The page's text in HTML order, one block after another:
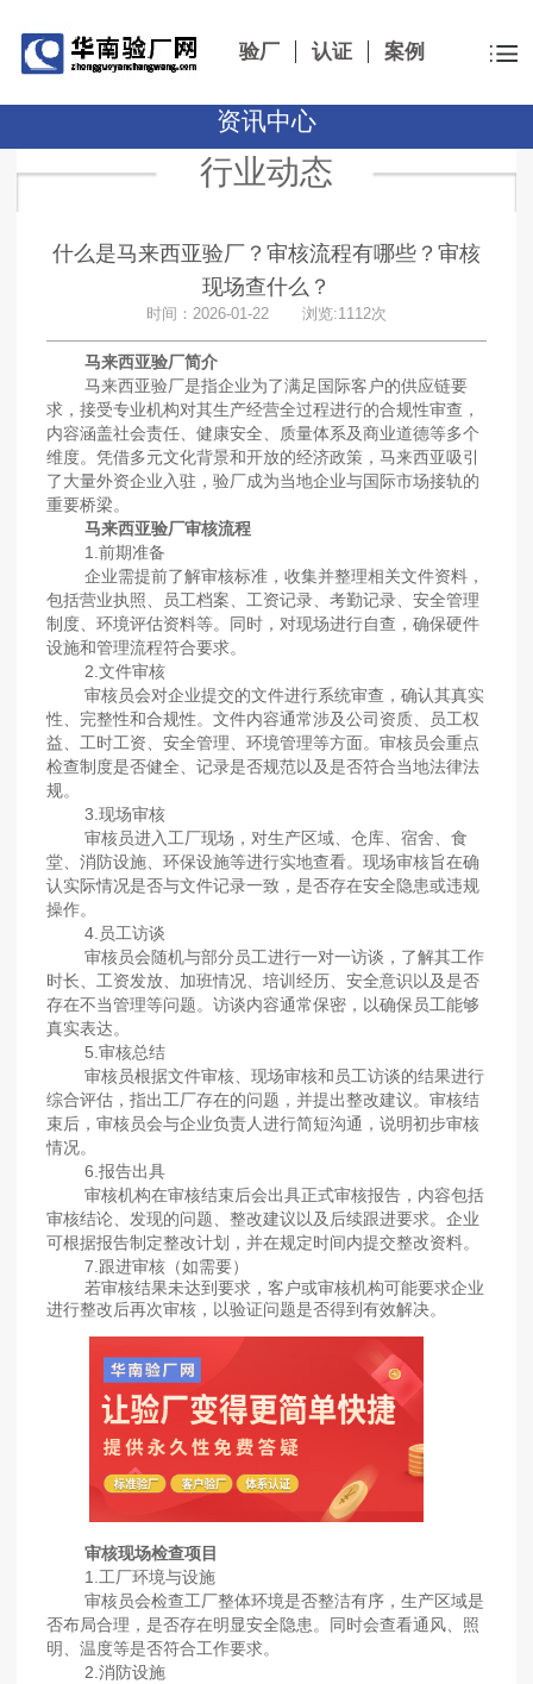
验厂 认证 案例
资讯中心
行业动态
什么是马来西亚验厂？审核流程有哪些？审核
现场查什么？
时间：2026-01-22 浏览:1112次
马来西亚验厂简介
马来西亚验厂是指企业为了满足国际客户的供应链要
求，接受专业机构对其生产经营全过程进行的合规性审查，
内容涵盖社会责任、健康安全、质量体系及商业道德等多个
维度。凭借多元文化背景和开放的经济政策，马来西亚吸引
了大量外资企业入驻，验厂成为当地企业与国际市场接轨的
重要桥梁。
马来西亚验厂审核流程
1.前期准备
企业需提前了解审核标准，收集并整理相关文件资料，
包括营业执照、员工档案、工资记录、考勤记录、安全管理
制度、环境评估资料等。同时，对现场进行自查，确保硬件
设施和管理流程符合要求。
2.文件审核
审核员会对企业提交的文件进行系统审查，确认其真实
性、完整性和合规性。文件内容通常涉及公司资质、员工权
益、工时工资、安全管理、环境管理等方面。审核员会重点
检查制度是否健全、记录是否规范以及是否符合当地法律法
规。
3.现场审核
审核员进入工厂现场，对生产区域、仓库、宿舍、食
堂、消防设施、环保设施等进行实地查看。现场审核旨在确
认实际情况是否与文件记录一致，是否存在安全隐患或违规
操作。
4.员工访谈
审核员会随机与部分员工进行一对一访谈，了解其工作
时长、工资发放、加班情况、培训经历、安全意识以及是否
存在不当管理等问题。访谈内容通常保密，以确保员工能够
真实表达。
5.审核总结
审核员根据文件审核、现场审核和员工访谈的结果进行
综合评估，指出工厂存在的问题，并提出整改建议。审核结
束后，审核员会与企业负责人进行简短沟通，说明初步审核
情况。
6.报告出具
审核机构在审核结束后会出具正式审核报告，内容包括
审核结论、发现的问题、整改建议以及后续跟进要求。企业
可根据报告制定整改计划，并在规定时间内提交整改资料。
7.跟进审核（如需要）
若审核结果未达到要求，客户或审核机构可能要求企业
进行整改后再次审核，以验证问题是否得到有效解决。
审核现场检查项目
1.工厂环境与设施
审核员会检查工厂整体环境是否整洁有序，生产区域是
否布局合理，是否存在明显安全隐患。同时会查看通风、照
明、温度等是否符合工作要求。
2.消防设施